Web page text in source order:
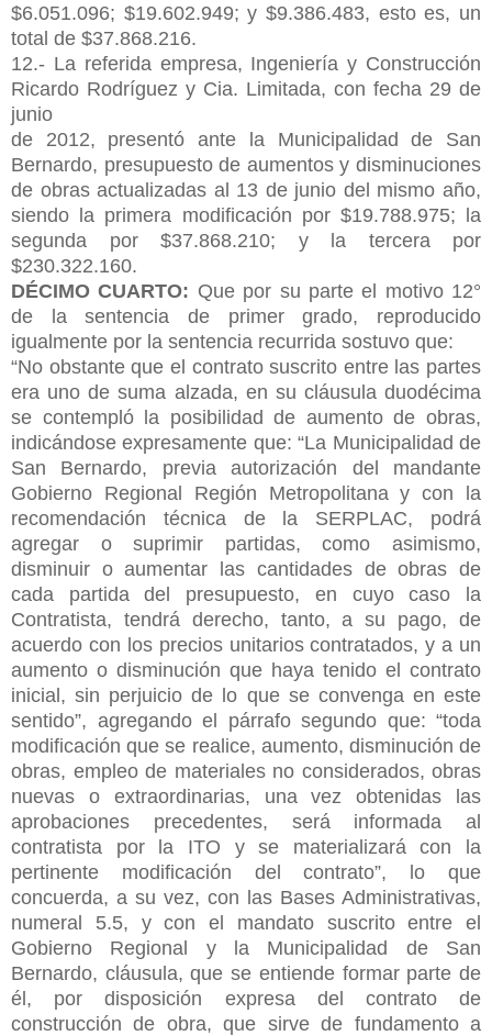
$6.051.096; $19.602.949; y $9.386.483, esto es, un
total de $37.868.216.
12.- La referida empresa, Ingeniería y Construcción
Ricardo Rodríguez y Cia. Limitada, con fecha 29 de
junio
de 2012, presentó ante la Municipalidad de San
Bernardo, presupuesto de aumentos y disminuciones
de obras actualizadas al 13 de junio del mismo año,
siendo la primera modificación por $19.788.975; la
segunda por $37.868.210; y la tercera por
$230.322.160.
DÉCIMO CUARTO: Que por su parte el motivo 12°
de la sentencia de primer grado, reproducido
igualmente por la sentencia recurrida sostuvo que:
“No obstante que el contrato suscrito entre las partes
era uno de suma alzada, en su cláusula duodécima
se contempló la posibilidad de aumento de obras,
indicándose expresamente que: “La Municipalidad de
San Bernardo, previa autorización del mandante
Gobierno Regional Región Metropolitana y con la
recomendación técnica de la SERPLAC, podrá
agregar o suprimir partidas, como asimismo,
disminuir o aumentar las cantidades de obras de
cada partida del presupuesto, en cuyo caso la
Contratista, tendrá derecho, tanto, a su pago, de
acuerdo con los precios unitarios contratados, y a un
aumento o disminución que haya tenido el contrato
inicial, sin perjuicio de lo que se convenga en este
sentido”, agregando el párrafo segundo que: “toda
modificación que se realice, aumento, disminución de
obras, empleo de materiales no considerados, obras
nuevas o extraordinarias, una vez obtenidas las
aprobaciones precedentes, será informada al
contratista por la ITO y se materializará con la
pertinente modificación del contrato”, lo que
concuerda, a su vez, con las Bases Administrativas,
numeral 5.5, y con el mandato suscrito entre el
Gobierno Regional y la Municipalidad de San
Bernardo, cláusula, que se entiende formar parte de
él, por disposición expresa del contrato de
construcción de obra, que sirve de fundamento a